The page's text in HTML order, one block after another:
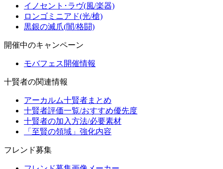
イノセント･ラヴ(風/楽器)
ロンゴミニアド(光/槍)
黒銀の滅爪(闇/格闘)
開催中のキャンペーン
モバフェス開催情報
十賢者の関連情報
アーカルム十賢者まとめ
十賢者評価一覧/おすすめ優先度
十賢者の加入方法/必要素材
「至賢の領域」強化内容
フレンド募集